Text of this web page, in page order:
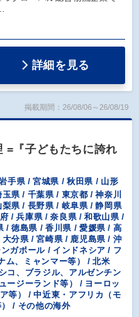
詳細を見る
掲載期間：26/08/06～26/08/19
=『子どもたちに誇れ
手県 / 宮城県 / 秋田県 / 山形
県 / 千葉県 / 東京都 / 神奈川
県 / 長野県 / 岐阜県 / 静岡県
/ 兵庫県 / 奈良県 / 和歌山県 /
/ 徳島県 / 香川県 / 愛媛県 / 高
分県 / 宮崎県 / 鹿児島県 / 沖
ガポール / インドネシア / フ
ム、ミャンマー等） / 北米
コ、ブラジル、アルゼンチン
ージーランド等） / ヨーロッ
等） / 中近東・アフリカ（モ
/ その他の海外